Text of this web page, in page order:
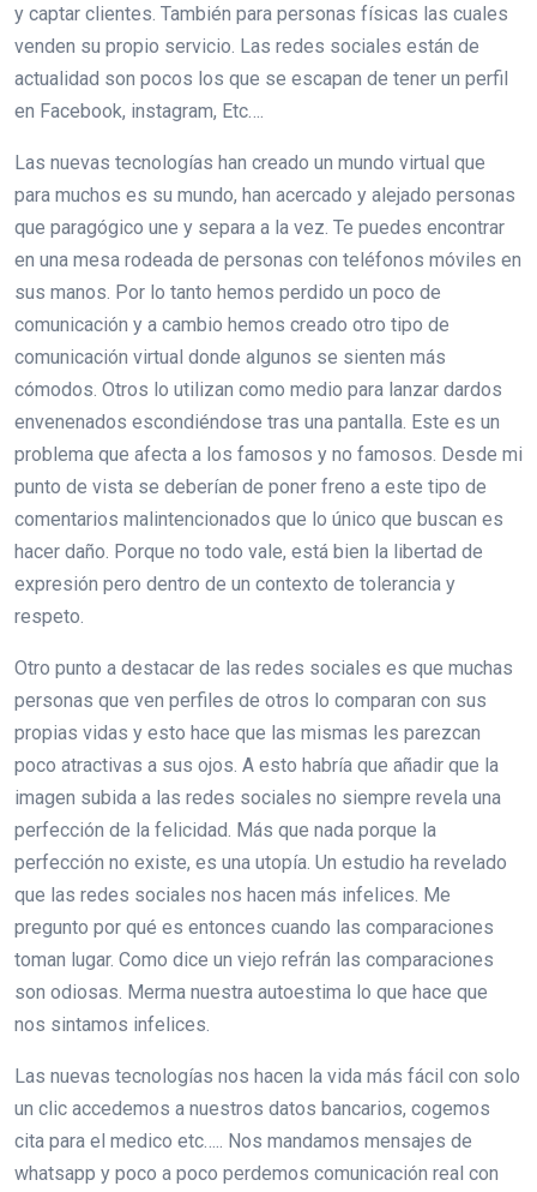
y captar clientes. También para personas físicas las cuales
venden su propio servicio. Las redes sociales están de
actualidad son pocos los que se escapan de tener un perfil
en Facebook, instagram, Etc….
Las nuevas tecnologías han creado un mundo virtual que
para muchos es su mundo, han acercado y alejado personas
que paragógico une y separa a la vez. Te puedes encontrar
en una mesa rodeada de personas con teléfonos móviles en
sus manos. Por lo tanto hemos perdido un poco de
comunicación y a cambio hemos creado otro tipo de
comunicación virtual donde algunos se sienten más
cómodos. Otros lo utilizan como medio para lanzar dardos
envenenados escondiéndose tras una pantalla. Este es un
problema que afecta a los famosos y no famosos. Desde mi
punto de vista se deberían de poner freno a este tipo de
comentarios malintencionados que lo único que buscan es
hacer daño. Porque no todo vale, está bien la libertad de
expresión pero dentro de un contexto de tolerancia y
respeto.
Otro punto a destacar de las redes sociales es que muchas
personas que ven perfiles de otros lo comparan con sus
propias vidas y esto hace que las mismas les parezcan
poco atractivas a sus ojos. A esto habría que añadir que la
imagen subida a las redes sociales no siempre revela una
perfección de la felicidad. Más que nada porque la
perfección no existe, es una utopía. Un estudio ha revelado
que las redes sociales nos hacen más infelices. Me
pregunto por qué es entonces cuando las comparaciones
toman lugar. Como dice un viejo refrán las comparaciones
son odiosas. Merma nuestra autoestima lo que hace que
nos sintamos infelices.
Las nuevas tecnologías nos hacen la vida más fácil con solo
un clic accedemos a nuestros datos bancarios, cogemos
cita para el medico etc….. Nos mandamos mensajes de
whatsapp y poco a poco perdemos comunicación real con